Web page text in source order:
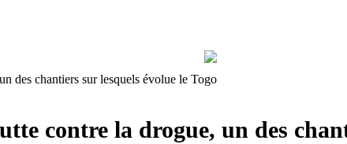
des chantiers sur lesquels évolue le Togo
contre la drogue, un des